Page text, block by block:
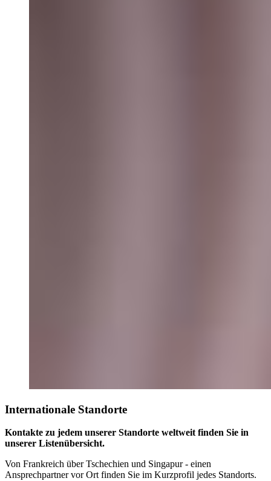
Internationale Standorte
Kontakte zu jedem unserer Standorte weltweit finden Sie in
unserer Listenübersicht.
Von Frankreich über Tschechien und Singapur - einen
Ansprechpartner vor Ort finden Sie im Kurzprofil jedes Standorts.